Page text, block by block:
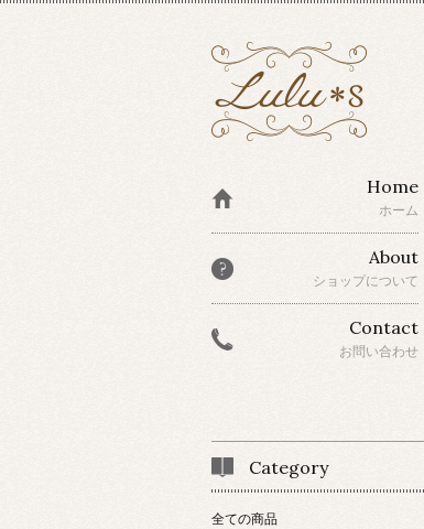
Home
ホーム
About
ショップについて
Contact
お問い合わせ
Category
全ての商品